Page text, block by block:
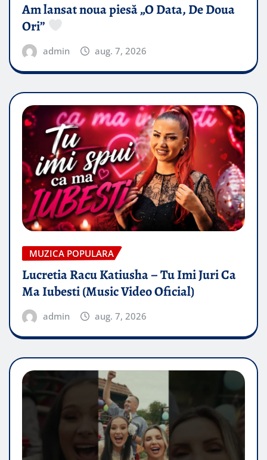
Am lansat noua piesă „O Data, De Doua
Ori”
admin aug. 7, 2026
MUZICA POPULARA
Lucretia Racu Katiusha – Tu Imi Juri Ca
Ma Iubesti (Music Video Oficial)
admin aug. 7, 2026